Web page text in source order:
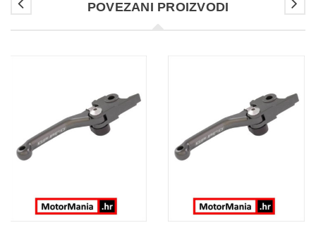
POVEZANI PROIZVODI